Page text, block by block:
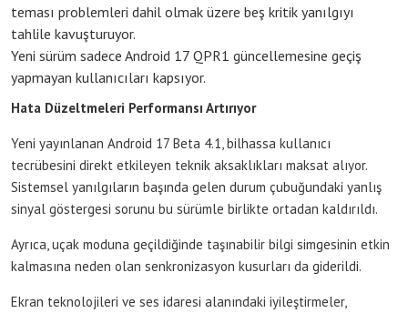
teması problemleri dahil olmak üzere beş kritik yanılgıyı
tahlile kavuşturuyor.
Yeni sürüm sadece Android 17 QPR1 güncellemesine geçiş
yapmayan kullanıcıları kapsıyor.
Hata Düzeltmeleri Performansı Artırıyor
Yeni yayınlanan Android 17 Beta 4.1, bilhassa kullanıcı
tecrübesini direkt etkileyen teknik aksaklıkları maksat alıyor.
Sistemsel yanılgıların başında gelen durum çubuğundaki yanlış
sinyal göstergesi sorunu bu sürümle birlikte ortadan kaldırıldı.
Ayrıca, uçak moduna geçildiğinde taşınabilir bilgi simgesinin etkin
kalmasına neden olan senkronizasyon kusurları da giderildi.
Ekran teknolojileri ve ses idaresi alanındaki iyileştirmeler,